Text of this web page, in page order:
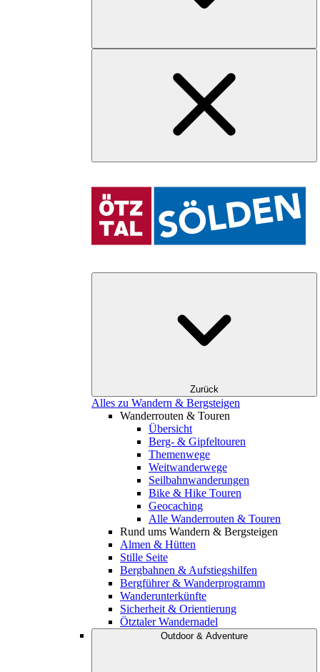
Zurück
Alles zu Wandern & Bergsteigen
Wanderrouten & Touren
Übersicht
Berg- & Gipfeltouren
Themenwege
Weitwanderwege
Seilbahnwanderungen
Bike & Hike Touren
Geocaching
Alle Wanderrouten & Touren
Rund ums Wandern & Bergsteigen
Almen & Hütten
Stille Seite
Bergbahnen & Aufstiegshilfen
Bergführer & Wanderprogramm
Wanderunterkünfte
Sicherheit & Orientierung
Ötztaler Wandernadel
Outdoor & Adventure